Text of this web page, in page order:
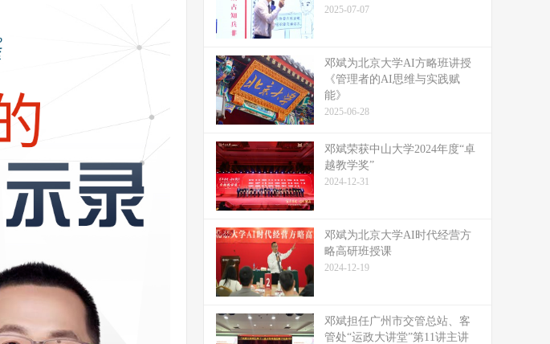
2025-07-07
邓斌为北京大学AI方略班讲授
《管理者的AI思维与实践赋
能》
2025-06-28
邓斌荣获中山大学2024年度“卓
越教学奖”
2024-12-31
邓斌为北京大学AI时代经营方
略高研班授课
2024-12-19
邓斌担任广州市交管总站、客
管处“运政大讲堂”第11讲主讲